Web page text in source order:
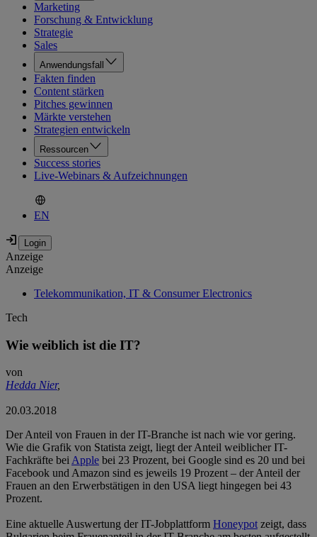
Marketing
Forschung & Entwicklung
Strategie
Sales
Anwendungsfall
Fakten finden
Content stärken
Pitches gewinnen
Märkte verstehen
Strategien entwickeln
Ressourcen
Success stories
Live-Webinars & Aufzeichnungen
EN
Anzeige
Anzeige
Telekommunikation, IT & Consumer Electronics
Tech
Wie weiblich ist die IT?
von
Hedda Nier,
20.03.2018
Der Anteil von Frauen in der IT-Branche ist nach wie vor gering.
Wie die Grafik von Statista zeigt, liegt der Anteil weiblicher IT-
Fachkräfte beiApple bei 23 Prozent, bei Google sind es 20 und bei
Facebook und Amazon sind es jeweils 19 Prozent – der Anteil der
Frauen an den Erwerbstätigen in den USA liegt hingegen bei 43
Prozent.
Eine aktuelle Auswertung der IT-Jobplattform Honeypotzeigt, dass